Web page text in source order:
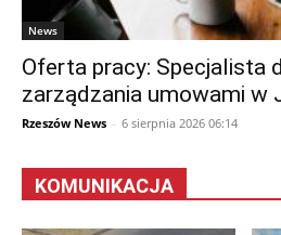
News
Oferta pracy: Specjalista
zarządzania umowami w
Rzeszów News - 6 sierpnia 2026 06:14
KOMUNIKACJA